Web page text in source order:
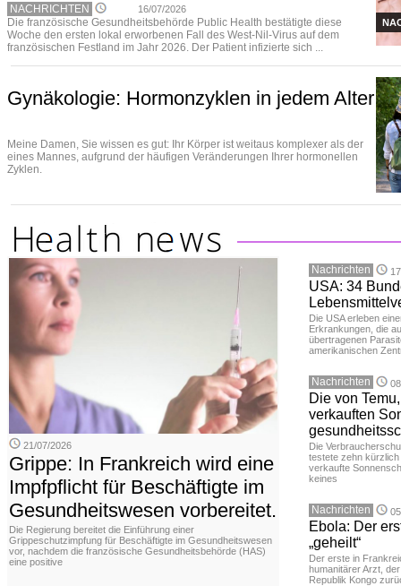
NACHRICHTEN 16/07/2026
Die französische Gesundheitsbehörde Public Health bestätigte diese
Woche den ersten lokal erworbenen Fall des West-Nil-Virus auf dem
französischen Festland im Jahr 2026. Der Patient infizierte sich ...
Gynäkologie: Hormonzyklen in jedem Alter
Meine Damen, Sie wissen es gut: Ihr Körper ist weitaus komplexer als der
eines Mannes, aufgrund der häufigen Veränderungen Ihrer hormonellen
Zyklen.
21/07/2026
Grippe: In Frankreich wird eine
Impfpflicht für Beschäftigte im
Gesundheitswesen vorbereitet.
Die Regierung bereitet die Einführung einer
Grippeschutzimpfung für Beschäftigte im Gesundheitswesen
vor, nachdem die französische Gesundheitsbehörde (HAS)
eine positive
Nachrichten
USA: 34
Die USA erleben
Erkrankungen, die
übertragenen
amerikanischen
Nachrichten
Die von
verkauften
Die
testete zehn kürzlich
verkaufte
keines
Nachrichten
Ebola: Der
„geheilt“
Der erste in
humanitärer Arzt,
Republik Kongo